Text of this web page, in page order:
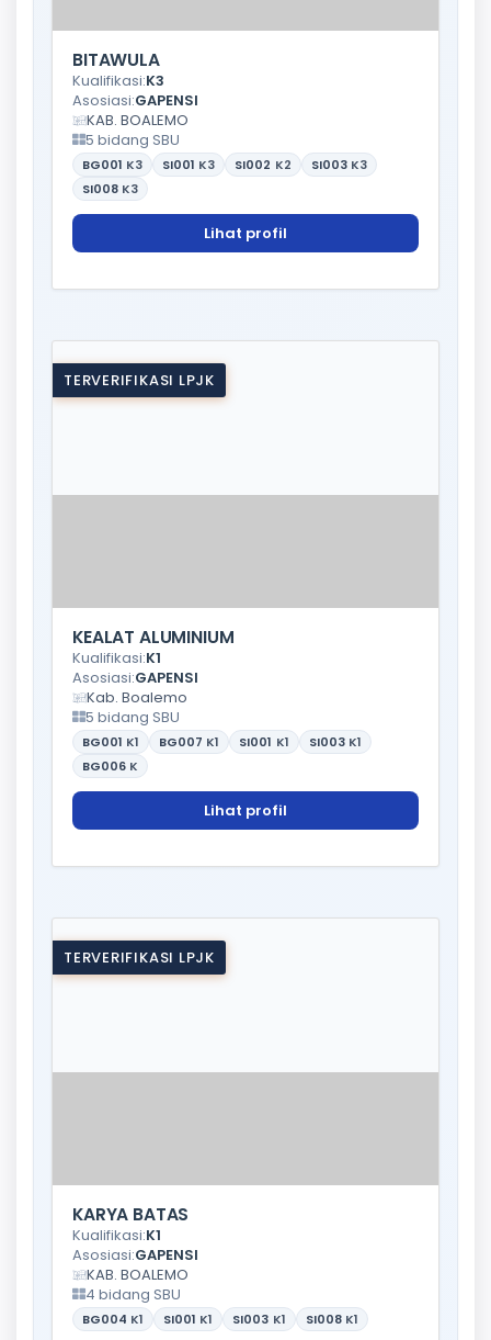
BITAWULA
Kualifikasi:K3
Asosiasi:GAPENSI
KAB. BOALEMO
5 bidang SBU
BG001 K3 SI001 K3 SI002 K2 SI003 K3
SI008 K3
Lihat profil
TERVERIFIKASI LPJK
KEALAT ALUMINIUM
Kualifikasi:K1
Asosiasi:GAPENSI
Kab. Boalemo
5 bidang SBU
BG001 K1 BG007 K1 SI001 K1 SI003 K1
BG006 K
Lihat profil
TERVERIFIKASI LPJK
KARYA BATAS
Kualifikasi:K1
Asosiasi:GAPENSI
KAB. BOALEMO
4 bidang SBU
BG004 K1 SI001 K1 SI003 K1 SI008 K1